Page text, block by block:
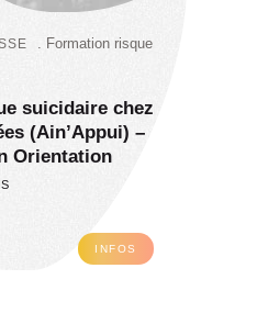
Formation risque
suicidaire chez
(Ain’Appui) –
Orientation
INFOS